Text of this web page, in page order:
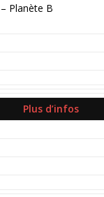
– Planète B
Plus d’infos